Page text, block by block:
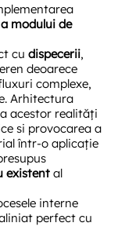
modului de
cu dispecerii,
deoarece
complexe,
Arhitectura
acestor realități
si provocarea a
într-o aplicație
existent al
interne
perfect cu